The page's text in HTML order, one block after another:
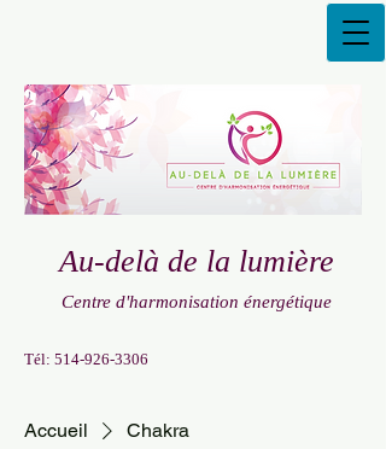
Au-delà de la lumière
Centre d'harmonisation énergétique
Tél: 514-926-3306
Accueil Chakra